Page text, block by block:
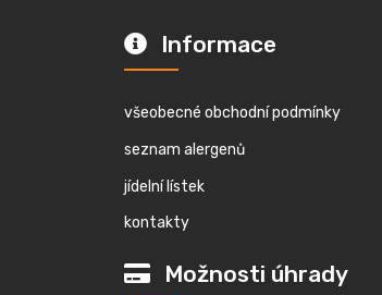
Informace
všeobecné obchodní podmínky
seznam alergenů
jídelní lístek
kontakty
Možnosti úhrady